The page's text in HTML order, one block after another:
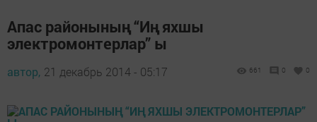
Апас районының “Иң яхшы
электромонтерлар” ы
автор, 21 декабрь 2014 - 05:17 661 0 0